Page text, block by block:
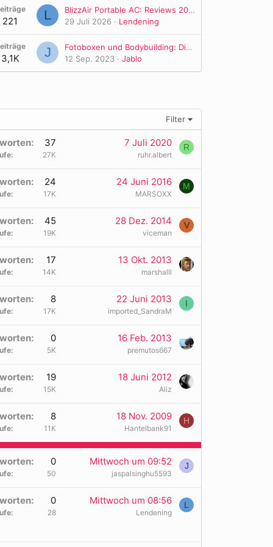
221 L
BlizzAir Portable AC: Reviews 2026 Honest Analysis, Specifications & Buying Guide
29 Juli 2026
Lendening
3,1K J
Fotoboxen und Bodybuilding: Die Kunst, den Fortschritt festzuhalten
12 Sep. 2023
Jablo
Filter
37
27K
7 Juli 2020
ruhr.albert
R
24
17K
24 Juni 2016
MARSOXX
M
45
19K
28 Dez. 2014
viceman
V
17
14K
13 Okt. 2013
marshalll
8
17K
22 Juni 2013
imported_SandraM
I
0
5K
16 Feb. 2013
premutos667
19
15K
18 Juni 2012
Aliz
8
11K
18 Nov. 2009
Hantelbank91
H
0
50
Mittwoch um 09:52
jaspalsinghu5593
J
0
28
Mittwoch um 08:56
Lendening
L